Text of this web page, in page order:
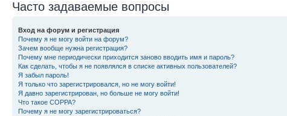
Часто задаваемые вопросы
Вход на форум и регистрация
Почему я не могу войти на форум?
Зачем вообще нужна регистрация?
Почему мне периодически приходится заново вводить имя и пароль?
Как сделать, чтобы я не появлялся в списке активных пользователей?
Я забыл пароль!
Я только что зарегистрировался, но не могу войти!
Я давно зарегистрирован, но больше не могу войти!
Что такое COPPA?
Почему я не могу зарегистрироваться?